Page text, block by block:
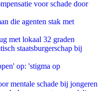
voor schade door
die agenten stak met
met lokaal 32 graden
staatsburgerschap bij
op: 'stigma op
mentale schade bij jongeren